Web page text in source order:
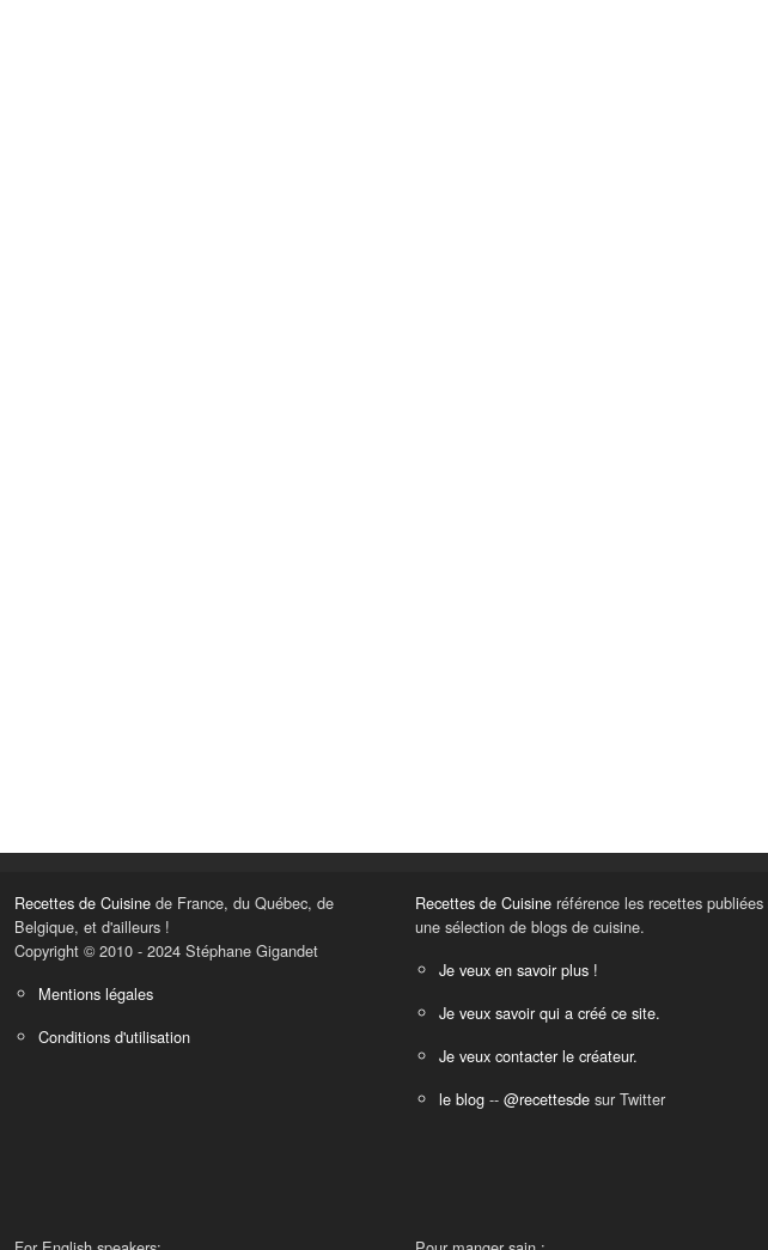
Recettes de Cuisine de France, du Québec, de
Belgique, et d'ailleurs !
Copyright © 2010 - 2024 Stéphane Gigandet
Mentions légales
Conditions d'utilisation
Recettes de Cuisine référence les recettes publiées
une sélection de blogs de cuisine.
Je veux en savoir plus !
Je veux savoir qui a créé ce site.
Je veux contacter le créateur.
le blog -- @recettesde sur Twitter